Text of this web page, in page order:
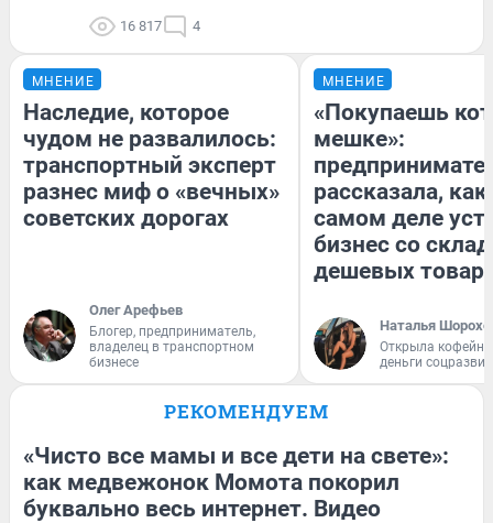
16 817 4
МНЕНИЕ
Наследие, которое
чудом не развалилось:
транспортный эксперт
разнес миф о «вечных»
советских дорогах
Олег Арефьев
Блогер, предприниматель,
владелец в транспортном
бизнесе
МНЕНИЕ
«Покупаешь
мешке»:
рассказала, как
самом деле
бизнес со
дешевых
Наталья
Открыла
деньги
РЕКОМЕНДУЕМ
«Чисто все мамы и все дети на свете»:
как медвежонок Момота покорил
буквально весь интернет. Видео